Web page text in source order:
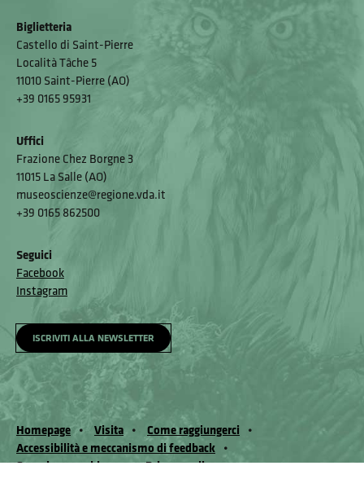
Biglietteria
Castello di Saint-Pierre
Località Tâche 5
11010 Saint-Pierre (AO)
+39 0165 95931
Uffici
Frazione Chez Borgne 3
11015 La Salle (AO)
museoscienze@regione.vda.it
+39 0165 862500
Seguici
Facebook
Instagram
ISCRIVITI ALLA NEWSLETTER
Homepage Visita
Come raggiungerci
Accessibilità e meccanismo di feedback
Segnala un problema
Privacy policy